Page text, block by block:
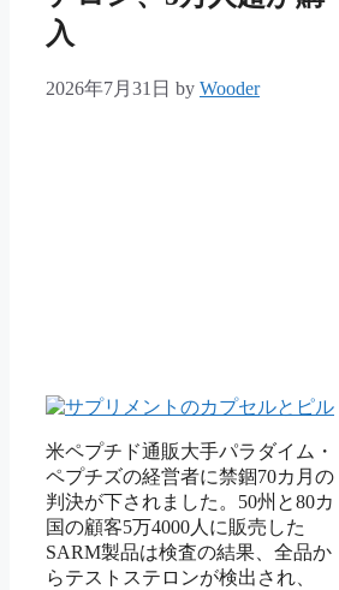
入
2026年7月31日 by Wooder
米ペプチド通販大手パラダイム・
ペプチズの経営者に禁錮70カ月の
判決が下されました。50州と80カ
国の顧客5万4000人に販売した
SARM製品は検査の結果、全品か
らテストステロンが検出され、